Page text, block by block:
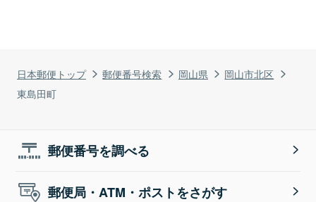
日本郵便トップ 郵便番号検索 岡山県
岡山市北区
東島田町
郵便番号を調べる
郵便局・ATM・ポストをさがす